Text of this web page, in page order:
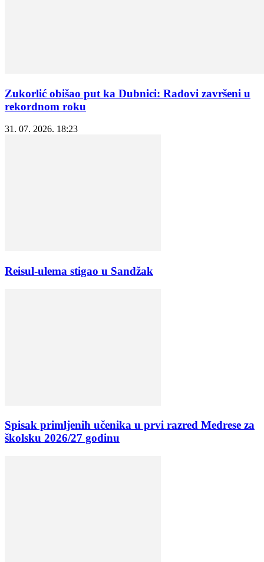
Zukorlić obišao put ka Dubnici: Radovi završeni u
rekordnom roku
31. 07. 2026. 18:23
Reisul-ulema stigao u Sandžak
Spisak primljenih učenika u prvi razred Medrese za
školsku 2026/27 godinu